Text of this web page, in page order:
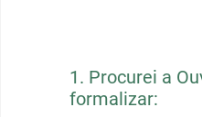
1. Procurei a
formalizar: